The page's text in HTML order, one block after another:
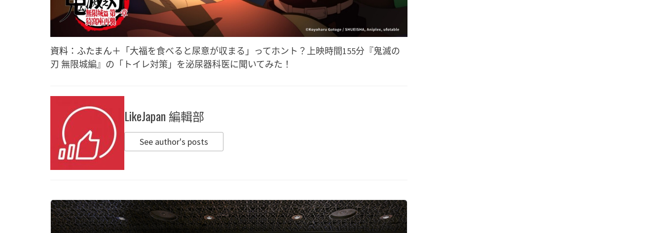
資料：ふたまん＋ 「大福を食べると尿意が収まる」ってホント？上映時間155分『鬼滅の
刃 無限城編』の「トイレ対策」を泌尿器科医に聞いてみた！
LikeJapan 編輯部
See author's posts